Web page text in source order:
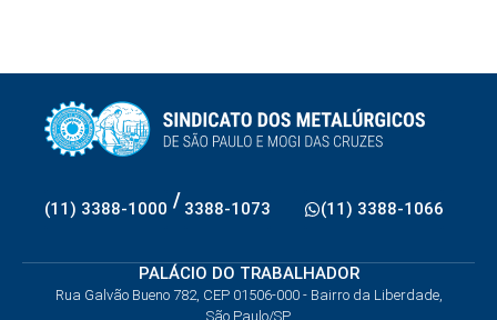
(11) 3388-1000 / 3388-1073 (11) 3388-1066
PALÁCIO DO TRABALHADOR
Rua Galvão Bueno 782, CEP 01506-000 - Bairro da Liberdade,
São Paulo/SP